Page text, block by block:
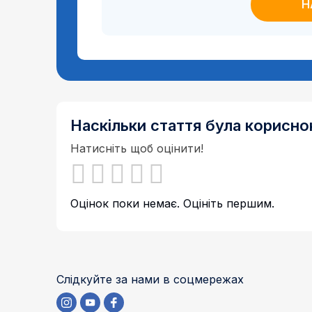
Наскільки стаття була
Натисніть щоб оцінити!
Оцінок поки немає. Оцініть першим.
Слідкуйте за нами в соцмережах